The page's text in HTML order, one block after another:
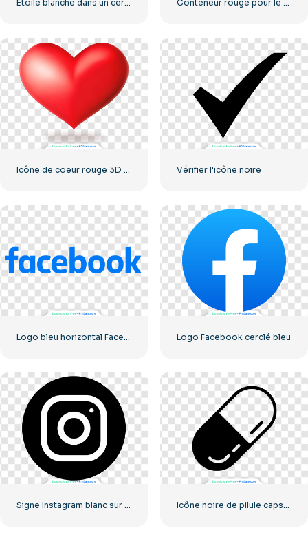
Icône de coeur rouge 3D avec ombre Vérifier l'icône noire
Logo bleu horizontal Facebook Logo Facebook cerclé bleu